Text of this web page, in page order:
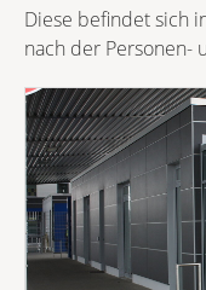
Diese befindet sich
nach der Personen-